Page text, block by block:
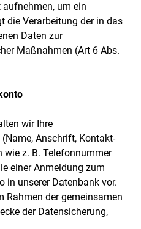
um ein
die Verarbeitung der in das
Daten zur
Maßnahmen (Art 6 Abs.
wir Ihre
Anschrift, Kontakt-
z. B. Telefonnummer
einer Anmeldung zum
in unserer Datenbank vor.
Rahmen der gemeinsamen
der Datensicherung,